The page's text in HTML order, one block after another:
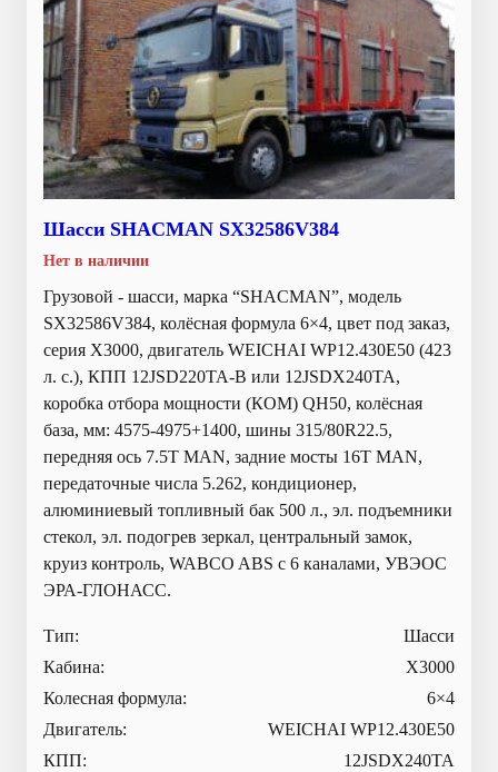
Шасси SHACMAN SX32586V384
Нет в наличии
Грузовой - шасси, марка “SHACMAN”, модель
SX32586V384, колёсная формула 6×4, цвет под заказ,
серия X3000, двигатель WEICHAI WP12.430E50 (423
л. с.), КПП 12JSD220TA-B или 12JSDX240TA,
коробка отбора мощности (КОМ) QH50, колёсная
база, мм: 4575-4975+1400, шины 315/80R22.5,
передняя ось 7.5T MAN, задние мосты 16T MAN,
передаточные числа 5.262, кондиционер,
алюминиевый топливный бак 500 л., эл. подъемники
стекол, эл. подогрев зеркал, центральный замок,
круиз контроль, WABCO ABS с 6 каналами, УВЭОС
ЭРА-ГЛОНАСС.
Тип:
Шасси
Кабина:
X3000
Колесная формула:
6×4
Двигатель:
WEICHAI WP12.430E50
КПП:
12JSDX240TA